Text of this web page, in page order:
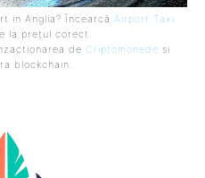
in Anglia? Încearcă Airport Taxi
la prețul corect.
de Criptomonede si
blockchain.